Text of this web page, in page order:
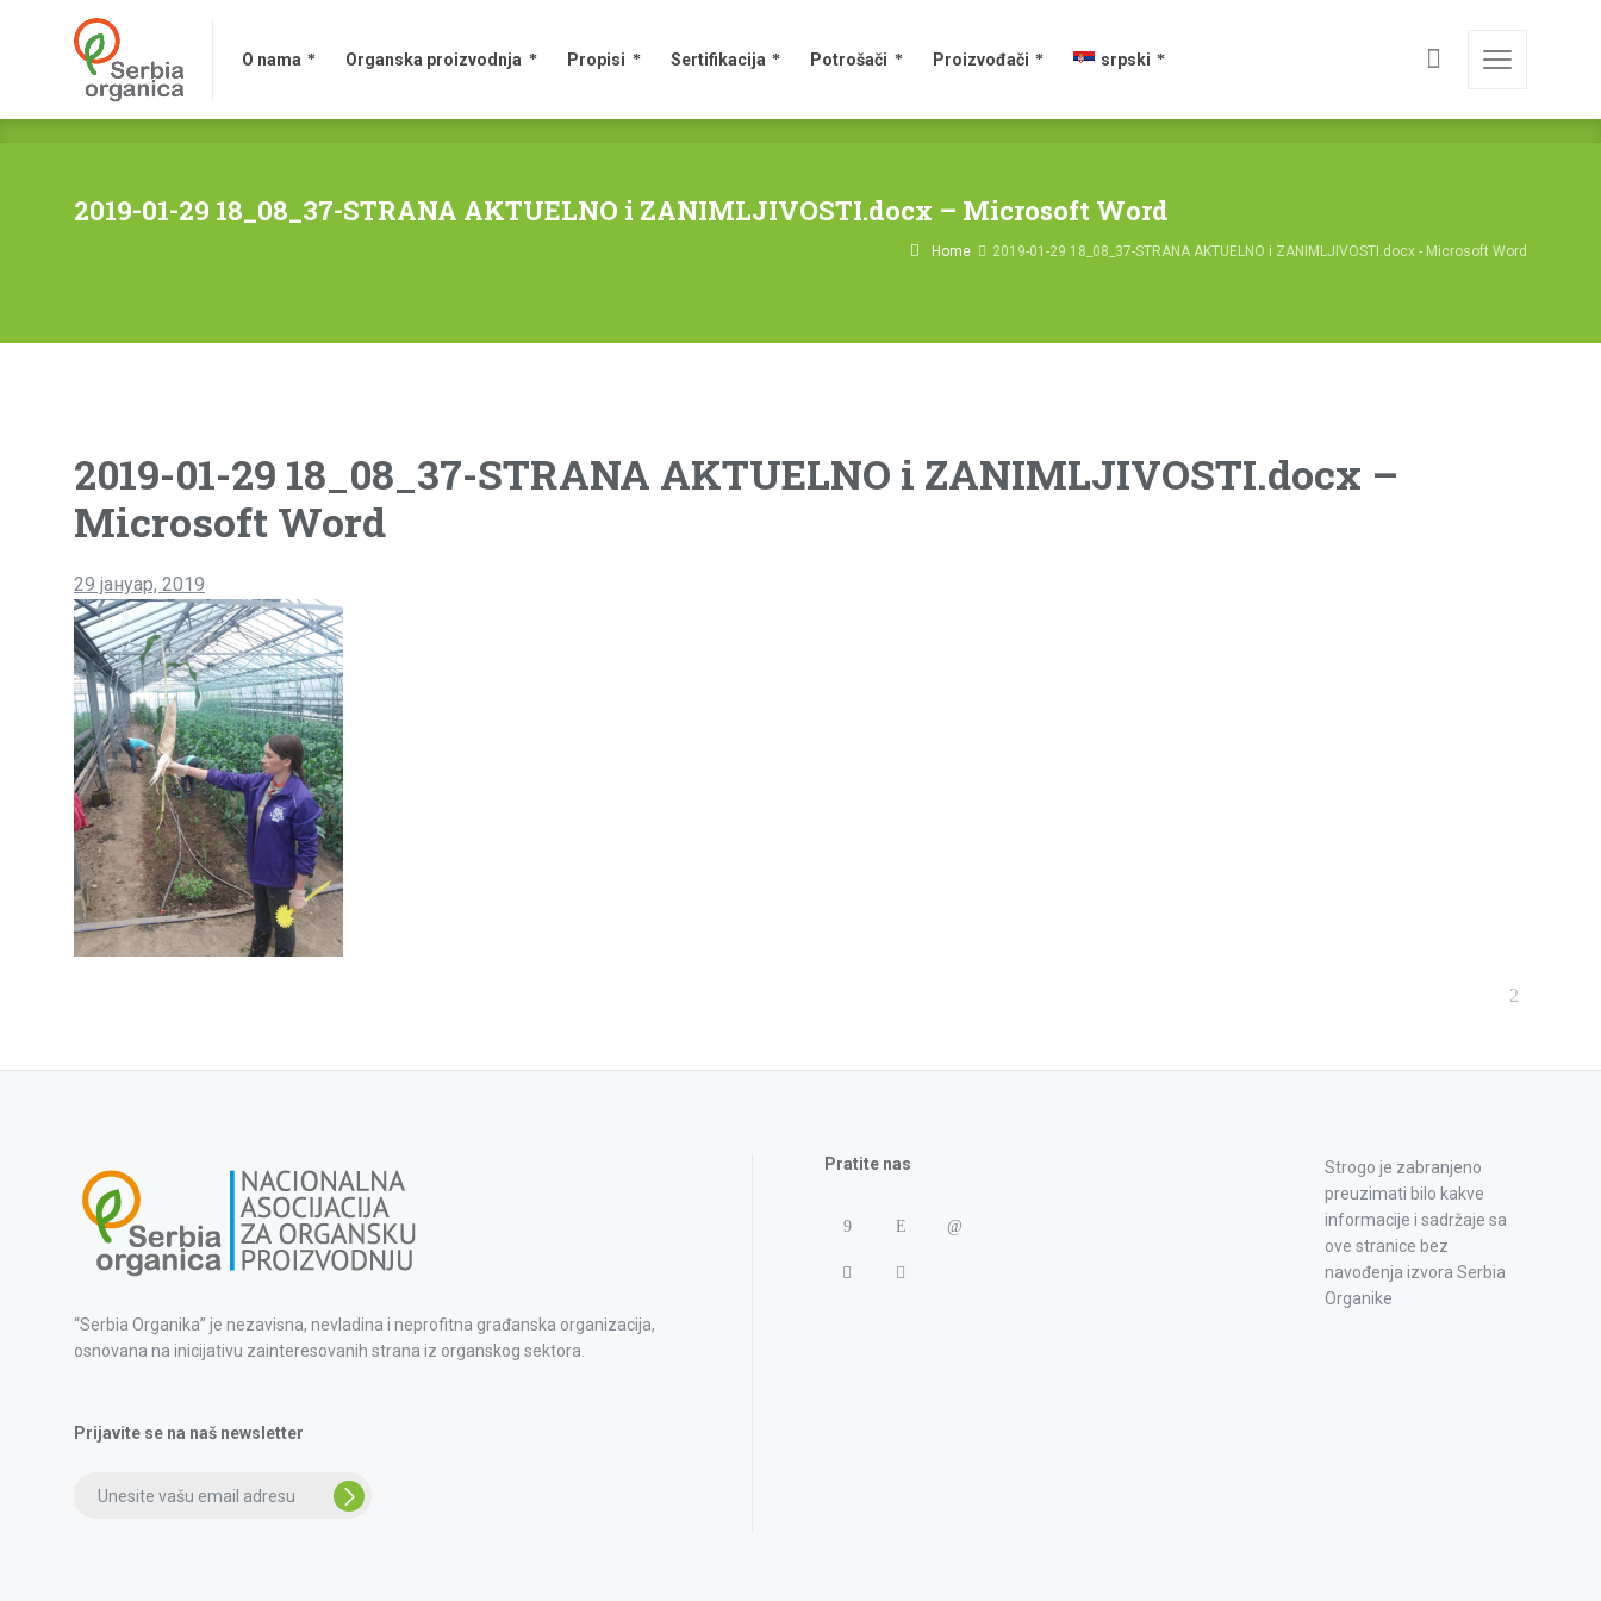
O nama Organska proizvodnja Propisi Sertifikacija Potrošači Proizvođači srpski
2019-01-29 18_08_37-STRANA AKTUELNO i ZANIMLJIVOSTI.docx – Microsoft Word
Home 2019-01-29 18_08_37-STRANA AKTUELNO i ZANIMLJIVOSTI.docx - Microsoft Word
2019-01-29 18_08_37-STRANA AKTUELNO i ZANIMLJIVOSTI.docx –
Microsoft Word
29 јануар, 2019
“Serbia Organika” je nezavisna, nevladina i neprofitna građanska organizacija,
osnovana na inicijativu zainteresovanih strana iz organskog sektora.
Prijavite se na naš newsletter
Pratite nas
Strogo je zabranjeno
preuzimati bilo kakve
informacije i sadržaje sa
ove stranice bez
navođenja izvora Serbia
Organike